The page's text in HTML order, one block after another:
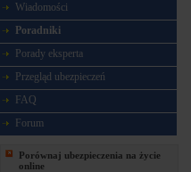
Wiadomości
Poradniki
Porady eksperta
Przegląd ubezpieczeń
FAQ
Forum
Porównaj ubezpieczenia na życie
online